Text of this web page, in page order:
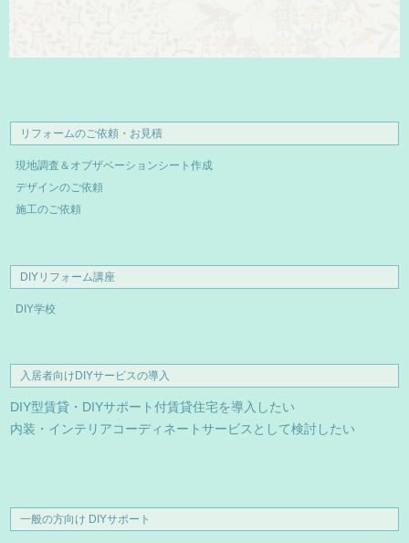
リフォームのご依頼・お見積
現地調査＆オブザベーションシート作成
デザインのご依頼
施工のご依頼
DIYリフォーム講座
DIY学校
入居者向けDIYサービスの導入
DIY型賃貸・DIYサポート付賃貸住宅を導入したい
内装・インテリアコーディネートサービスとして検討したい
一般の方向け DIYサポート